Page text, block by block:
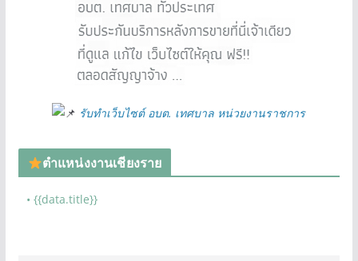
รับทำเว็บไซต์ อบต. เทศบาล หน่วยงานราชการ
ตำแหน่งงานเชียงราย
• {{data.title}}